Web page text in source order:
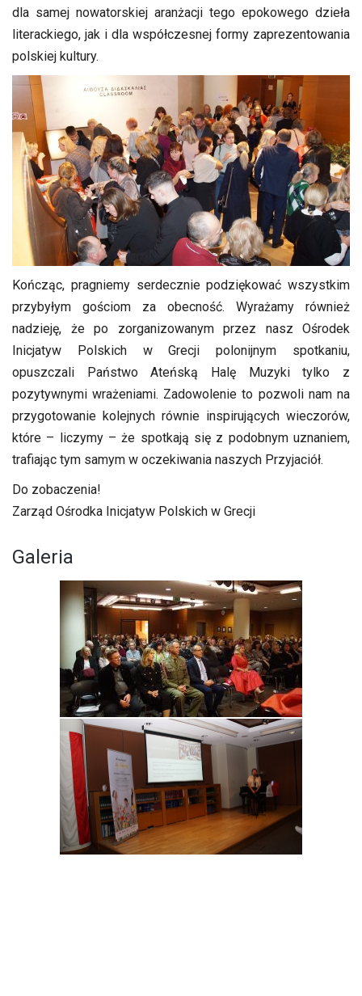
dla samej nowatorskiej aranżacji tego epokowego dzieła
literackiego, jak i dla współczesnej formy zaprezentowania
polskiej kultury.
Kończąc, pragniemy serdecznie podziękować wszystkim
przybyłym gościom za obecność. Wyrażamy również
nadzieję, że po zorganizowanym przez nasz Ośrodek
Inicjatyw Polskich w Grecji polonijnym spotkaniu,
opuszczali Państwo Ateńską Halę Muzyki tylko z
pozytywnymi wrażeniami. Zadowolenie to pozwoli nam na
przygotowanie kolejnych równie inspirujących wieczorów,
które – liczymy – że spotkają się z podobnym uznaniem,
trafiając tym samym w oczekiwania naszych Przyjaciół.
Do zobaczenia!
Zarząd Ośrodka Inicjatyw Polskich w Grecji
Galeria